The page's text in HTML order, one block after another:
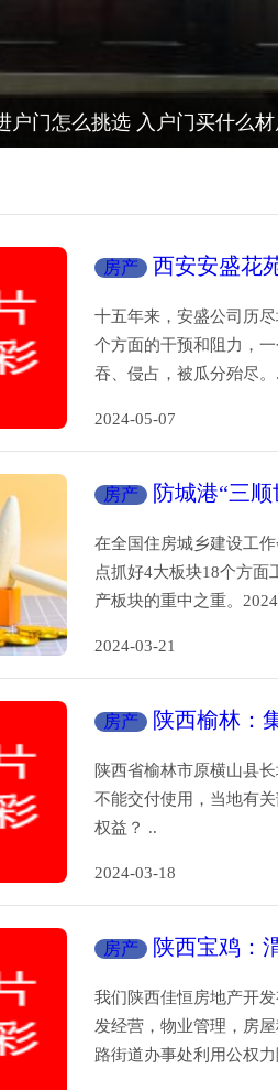
装修板材十大排名 室内装修板
房产 西安安盛花
十五年来，安盛公司历
个方面的干预和阻力，
吞、侵占，被瓜分殆尽
2024-05-07
房产 防城港“三
在全国住房城乡建设工
点抓好4大板块18个方
产板块的重中之重。
2024-03-21
房产
陕西榆林：
护！
陕西省榆林市原横山县
不能交付使用，当地有
权益？ ..
2024-03-18
房产
陕西宝鸡：
万元
我们陕西佳恒房地产开
发经营，物业管理，房
路街道办事处利用公权